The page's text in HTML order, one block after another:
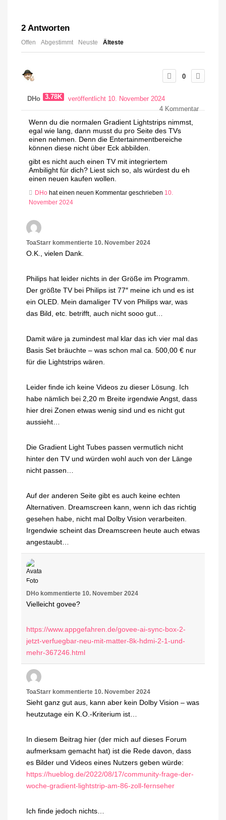
2 Antworten
Offen Abgestimmt Neuste Älteste
0
DHo 3.78K
veröffentlicht 10. November 2024
4Kommentar
Wenn du die normalen Gradient Lightstrips nimmst,
egal wie lang, dann musst du pro Seite des TVs
einen nehmen. Denn die Entertainmentbereiche
können diese nicht über Eck abbilden.
gibt es nicht auch einen TV mit integriertem
Ambilight für dich? Liest sich so, als würdest du eh
einen neuen kaufen wollen.
DHo hat einen neuen Kommentar geschrieben 10.
November 2024
ToaStarr kommentierte 10. November 2024
O.K., vielen Dank.
Philips hat leider nichts in der Größe im Programm.
Der größte TV bei Philips ist 77″ meine ich und es ist
ein OLED. Mein damaliger TV von Philips war, was
das Bild, etc. betrifft, auch nicht sooo gut…
Damit wäre ja zumindest mal klar das ich vier mal das
Basis Set bräuchte – was schon mal ca. 500,00 € nur
für die Lightstrips wären.
Leider finde ich keine Videos zu dieser Lösung. Ich
habe nämlich bei 2,20 m Breite irgendwie Angst, dass
hier drei Zonen etwas wenig sind und es nicht gut
aussieht…
Die Gradient Light Tubes passen vermutlich nicht
hinter den TV und würden wohl auch von der Länge
nicht passen…
Auf der anderen Seite gibt es auch keine echten
Alternativen. Dreamscreen kann, wenn ich das richtig
gesehen habe, nicht mal Dolby Vision verarbeiten.
Irgendwie scheint das Dreamscreen heute auch etwas
angestaubt…
DHo kommentierte 10. November 2024
Vielleicht govee?
https://www.appgefahren.de/govee-ai-sync-box-2-
jetzt-verfuegbar-neu-mit-matter-8k-hdmi-2-1-und-
mehr-367246.html
ToaStarr kommentierte 10. November 2024
Sieht ganz gut aus, kann aber kein Dolby Vision – was
heutzutage ein K.O.-Kriterium ist…
In diesem Beitrag hier (der mich auf dieses Forum
aufmerksam gemacht hat) ist die Rede davon, dass
es Bilder und Videos eines Nutzers geben würde:
https://hueblog.de/2022/08/17/community-frage-der-
woche-gradient-lightstrip-am-86-zoll-fernseher
Ich finde jedoch nichts…